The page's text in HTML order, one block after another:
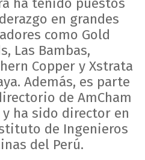
ha tenido puestos
en grandes
como Gold
Las Bambas,
Copper y Xstrata
Además, es parte
de AmCham
y ha sido director en
de Ingenieros
del Perú.